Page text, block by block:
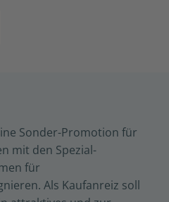
Sonder-Promotion für
mit den Spezial-
für
Als Kaufanreiz soll